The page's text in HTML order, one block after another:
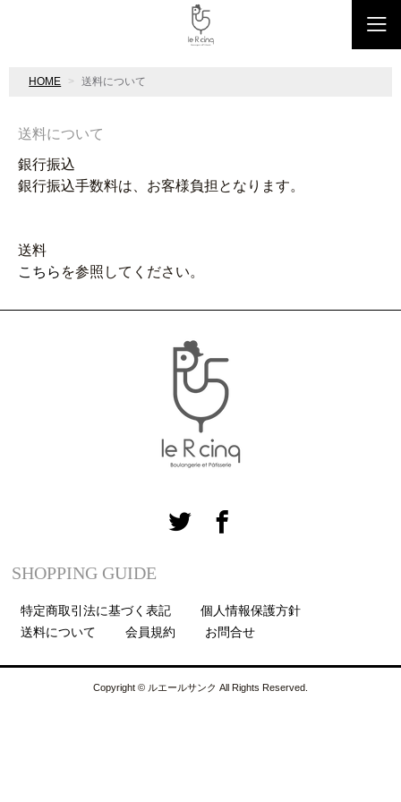
HOME 送料について
送料について
銀行振込
銀行振込手数料は、お客様負担となります。
送料
こちら を参照してください。
SHOPPING GUIDE
特定商取引法に基づく表記
個人情報保護方針
送料について
会員規約 お問合せ
Copyright © ルエールサンク All Rights Reserved.